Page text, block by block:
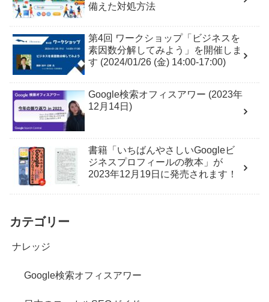
備えた対処方法
第4回 ワークショップ「ビジネスを
素因数分解してみよう」を開催しま
す (2024/01/26 (金) 14:00-17:00)
Google検索オフィスアワー (2023年
12月14日)
書籍「いちばんやさしいGoogleビ
ジネスプロフィールの教本」が
2023年12月19日に発売されます！
カテゴリー
ナレッジ
Google検索オフィスアワー